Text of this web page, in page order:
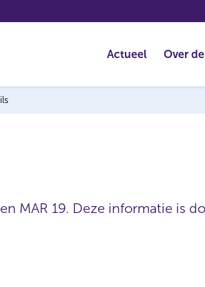
Actueel Over de
MAR 19. Deze informatie is